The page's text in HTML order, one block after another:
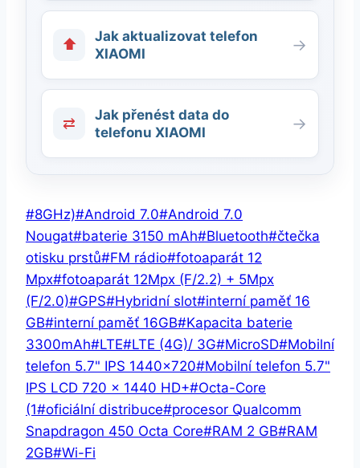
⬆
Jak aktualizovat telefon
XIAOMI
→
⇄
Jak přenést data do
telefonu XIAOMI
→
Štítky
příspěvků:
#8GHz)#Android 7.0#Android 7.0
Nougat#baterie 3150 mAh#Bluetooth#čtečka
otisku prstů#FM rádio#fotoaparát 12
Mpx#fotoaparát 12Mpx (F/2.2) + 5Mpx
(F/2.0)#GPS#Hybridní slot#interní paměť 16
GB#interní paměť 16GB#Kapacita baterie
3300mAh#LTE#LTE (4G)/ 3G#MicroSD#Mobilní
telefon 5.7" IPS 1440x720#Mobilní telefon 5.7"
IPS LCD 720 x 1440 HD+#Octa-Core
(1#oficiální distribuce#procesor Qualcomm
Snapdragon 450 Octa Core#RAM 2 GB#RAM
2GB#Wi-Fi